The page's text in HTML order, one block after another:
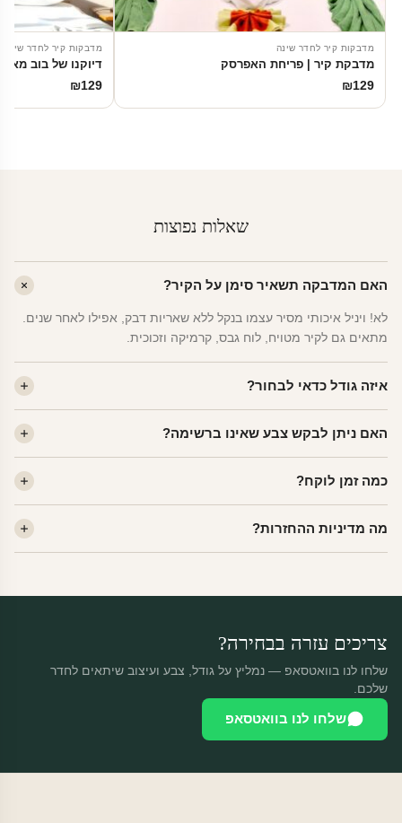
מדבקות קיר לחדר שינה
מדבקת קיר | פריחת האפרסק
₪129
מדבקות קיר לחדר שינה
דיוקנו של בוב
₪129
שאלות נפוצות
האם המדבקה תשאיר סימן על הקיר?
לא! ויניל איכותי מסיר עצמו בנקל ללא שאריות דבק, אפילו לאחר שנים.
מתאים גם לקיר מטויח, לוח גבס, קרמיקה וזכוכית.
איזה גודל כדאי לבחור?
שינה של מבוגרים — L. לפינה קטנה — S.
האם ניתן לבקש צבע שאינו ברשימה?
הצבעים זמינים ללא תוספת מחיר.
כמה זמן לוקח?
14:00 — יצאו באותו יום.
מה מדיניות ההחזרות?
צריכים עזרה בבחירה?
שלחו לנו בוואטסאפ — נמליץ על גודל, צבע ועיצוב שיתאים לחדר
שלכם.
שלחו לנו בוואטסאפ